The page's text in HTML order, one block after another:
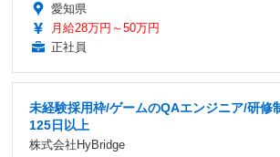
愛知県
月給28万円～50万円
正社員
未経験採用枠/ゲームのQAエンジニア/研修
125日以上
株式会社HyBridge